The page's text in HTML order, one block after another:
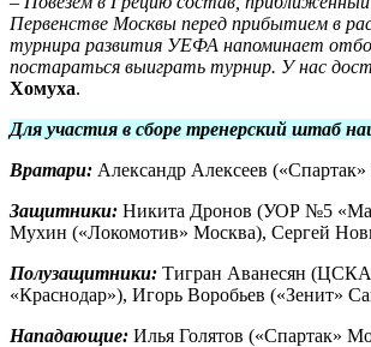
Первенстве Москвы перед прибытием в
турнира развития УЕФА напоминает
постараться выиграть турнир. У нас
Хомуха.
Для участия в сборе тренерский штаб
Вратари: Александр Алексеев
Защитники: Никита Дронов (УОР №5
Мухин («Локомотив» Москва), Сергей
Полузащитники: Тигран Аванесян (ЦСКА
«Краснодар»), Игорь Воробьев («Зенит»
Нападающие: Илья Голятов («Спартак»